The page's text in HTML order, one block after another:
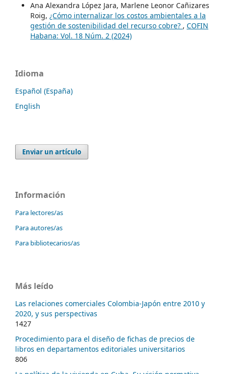
Ana Alexandra López Jara, Marlene Leonor Cañizares
Roig, ¿Cómo internalizar los costos ambientales a la
gestión de sostenibilidad del recurso cobre? , COFIN
Habana: Vol. 18 Núm. 2 (2024)
Idioma
Español (España)
English
Enviar un artículo
Información
Para lectores/as
Para autores/as
Para bibliotecarios/as
Más leído
Las relaciones comerciales Colombia-Japón entre 2010 y
2020, y sus perspectivas
1427
Procedimiento para el diseño de fichas de precios de
libros en departamentos editoriales universitarios
806